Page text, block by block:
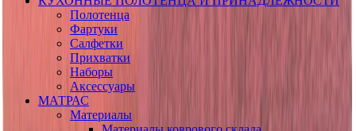
Полотенца
Фартуки
Салфетки
Прихватки
Наборы
Аксессуары
МАТРАС
Материалы